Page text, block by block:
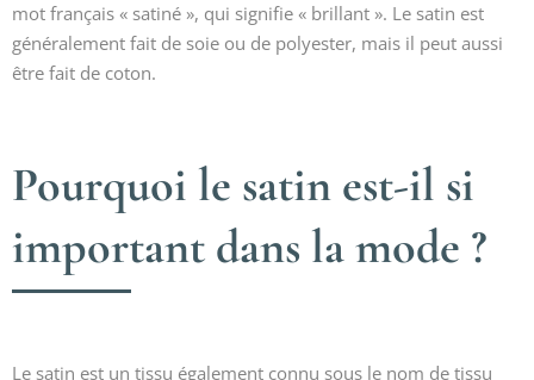
mot français « satiné », qui signifie « brillant ». Le satin est
généralement fait de soie ou de polyester, mais il peut aussi
être fait de coton.
Pourquoi le satin est-il si
important dans la mode ?
Le satin est un tissu également connu sous le nom de tissu